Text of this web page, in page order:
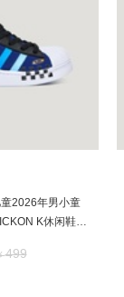
2026年男小童
K休闲鞋
499